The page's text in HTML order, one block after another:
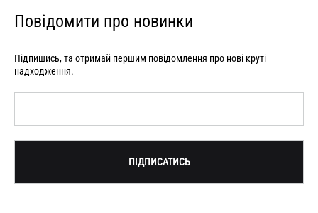
Повідомити про новинки
Підпишись, та отримай першим повідомлення про нові круті
надходження.